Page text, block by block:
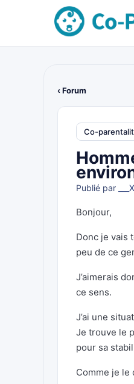
‹ Forum
Co-
Publié par
Bonjour,
Donc je vais
peu de ce
J’aimerais
ce sens.
J’ai une
Je trouve le
pour sa
Comme je le